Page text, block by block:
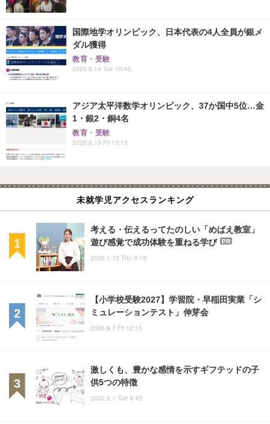
国際地学オリンピック、日本代表の4人全員が銀メ
ダル獲得
教育・受験
2025.8.19 Tue 15:45
アジア太平洋数学オリンピック、37か国中5位…金
1・銀2・銅4名
教育・受験
2025.8.15 Fri 13:15
未就学児アクセスランキング
考える・伝えるってたのしい「めばえ教室」
遊び感覚で成功体験を重ねる学び
PR
2026.1.15 Thu 9:15
【小学校受験2027】学習院・早稲田実業「シ
ミュレーションテスト」伸芽会
2026.8.7 Fri 12:15
激しくも、豊かな感情を示すギフテッドの子
供5つの特徴
2022.2.1 Tue 9:45